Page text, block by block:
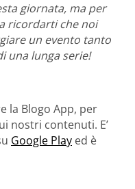
giornata, ma per
ricordarti che noi
un evento tanto
una lunga serie!
la Blogo App, per
nostri contenuti. E’
Google Play ed è